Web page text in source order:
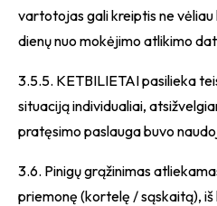
vartotojas gali kreiptis ne vėliau
dienų nuo mokėjimo atlikimo
3.5.5. KETBILIETAI pasilieka
situaciją individualiai,
pratęsimo paslauga buvo
3.6. Pinigų grąžinimas
priemonę (kortelę / sąskaitą),